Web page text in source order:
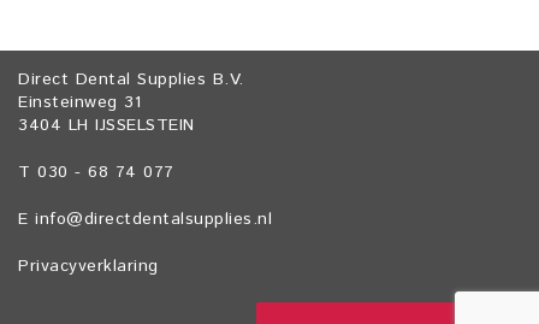
Direct Dental Supplies B.V.
Einsteinweg 31
3404 LH IJSSELSTEIN
T 030 - 68 74 077
E info@directdentalsupplies.nl
Privacyverklaring